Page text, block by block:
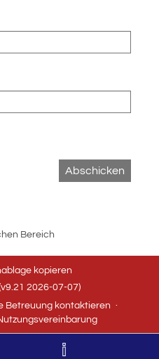
Abschicken
Bereich
kopieren
2026-07-07)
Betreuung kontaktieren